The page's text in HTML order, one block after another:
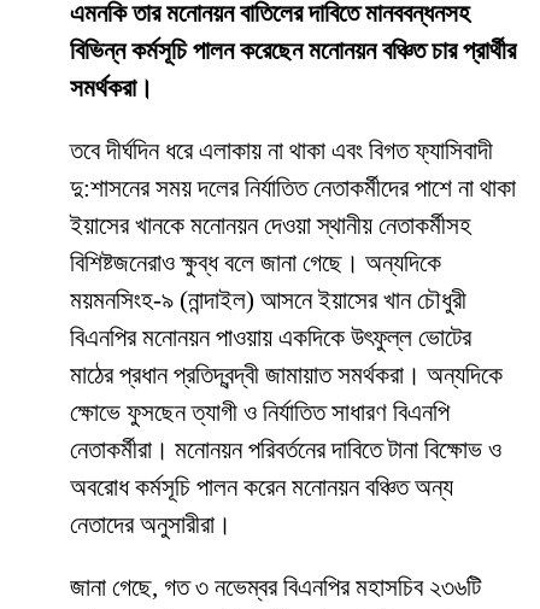
এমনকি তার মনোনয়ন বাতিলের দাবিতে মানববন্ধনসহ
বিভিন্ন কর্মসূচি পালন করেছেন মনোনয়ন বঞ্চিত চার প্রার্থীর
সমর্থকরা।
তবে দীর্ঘদিন ধরে এলাকায় না থাকা এবং বিগত ফ্যাসিবাদী
দু:শাসনের সময় দলের নির্যাতিত নেতাকর্মীদের পাশে না থাকা
ইয়াসের খানকে মনোনয়ন দেওয়া স্থানীয় নেতাকর্মীসহ
বিশিষ্টজনেরাও ক্ষুব্ধ বলে জানা গেছে। অন্যদিকে
ময়মনসিংহ-৯ (নান্দাইল) আসনে ইয়াসের খান চৌধুরী
বিএনপির মনোনয়ন পাওয়ায় একদিকে উৎফুল্ল ভোটের
মাঠের প্রধান প্রতিদ্বন্দ্বী জামায়াত সমর্থকরা। অন্যদিকে
ক্ষোভে ফুসছেন ত্যাগী ও নির্যাতিত সাধারণ বিএনপি
নেতাকর্মীরা। মনোনয়ন পরিবর্তনের দাবিতে টানা বিক্ষোভ ও
অবরোধ কর্মসূচি পালন করেন মনোনয়ন বঞ্চিত অন্য
নেতাদের অনুসারীরা।
জানা গেছে, গত ৩ নভেম্বর বিএনপির মহাসচিব ২৩৬টি